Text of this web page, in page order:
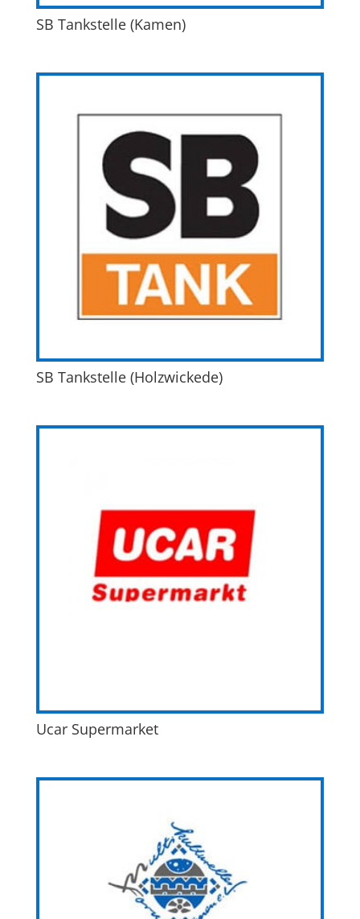
SB Tankstelle (Kamen)
SB Tankstelle (Holzwickede)
Ucar Supermarket